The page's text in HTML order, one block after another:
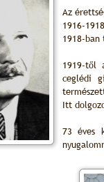
Az
1916-
1918-
1919-től
ceglédi
Itt
73 éves